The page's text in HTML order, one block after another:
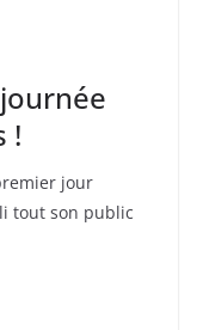
!
jour
tout son public